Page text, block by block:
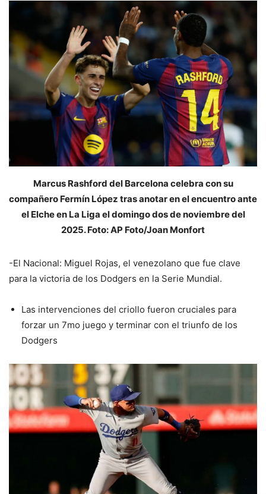
Marcus Rashford del Barcelona celebra con su
compañero Fermín López tras anotar en el encuentro ante
el Elche en La Liga el domingo dos de noviembre del
2025. Foto: AP Foto/Joan Monfort
-El Nacional: Miguel Rojas, el venezolano que fue clave
para la victoria de los Dodgers en la Serie Mundial.
Las intervenciones del criollo fueron cruciales para
forzar un 7mo juego y terminar con el triunfo de los
Dodgers